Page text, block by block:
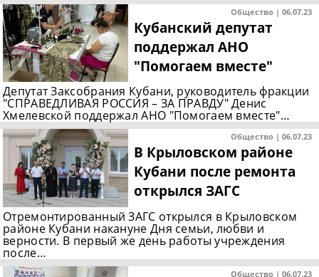
Общество | 06.07.23
Кубанский депутат
поддержал АНО
"Помогаем вместе"
Депутат Заксобрания Кубани, руководитель фракции
"СПРАВЕДЛИВАЯ РОССИЯ – ЗА ПРАВДУ" Денис
Хмелевской поддержал АНО "Помогаем вместе"…
Общество | 06.07.23
В Крыловском районе
Кубани после ремонта
открылся ЗАГС
Отремонтированный ЗАГС открылся в Крыловском
районе Кубани накануне Дня семьи, любви и
верности. В первый же день работы учреждения
после…
Общество | 06.07.23